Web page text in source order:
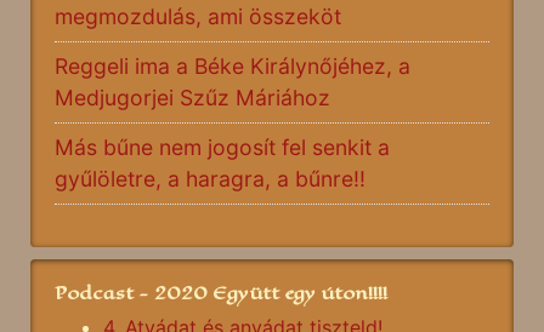
megmozdulás, ami összeköt
Reggeli ima a Béke Királynőjéhez, a
Medjugorjei Szűz Máriához
Más bűne nem jogosít fel senkit a
gyűlöletre, a haragra, a bűnre!!
Podcast - 2020 Együtt egy úton!!!!